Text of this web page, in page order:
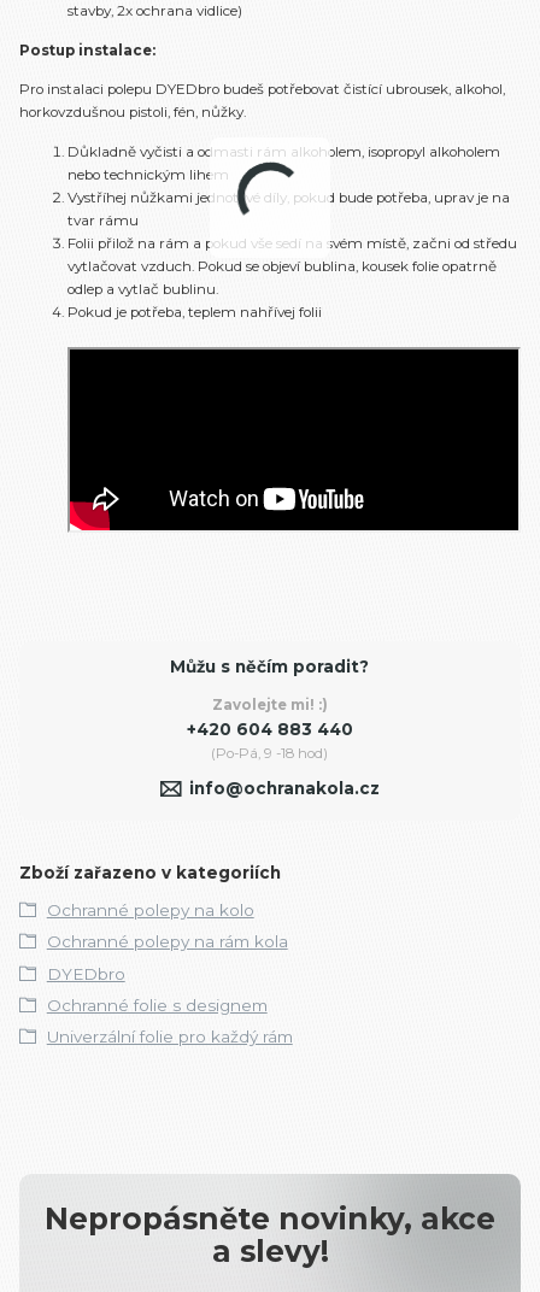
stavby, 2x ochrana vidlice)
Postup instalace:
Pro instalaci polepu DYEDbro budeš potřebovat čistící ubrousek, alkohol,
horkovzdušnou pistoli, fén, nůžky.
Důkladně vyčisti a odmasti rám alkoholem, isopropyl alkoholem
nebo technickým lihem
Vystříhej nůžkami jednotlivé díly, pokud bude potřeba, uprav je na
tvar rámu
Folii přilož na rám a pokud vše sedí na svém místě, začni od středu
vytlačovat vzduch. Pokud se objeví bublina, kousek folie opatrně
odlep a vytlač bublinu.
Pokud je potřeba, teplem nahřívej folii
Můžu s něčím poradit?
Zavolejte mi! :)
+420 604 883 440
(Po-Pá, 9 -18 hod)
info@ochranakola.cz
Zboží zařazeno v kategoriích
Ochranné polepy na kolo
Ochranné polepy na rám kola
DYEDbro
Ochranné folie s designem
Univerzální folie pro každý rám
Nepropásněte novinky, akce
a slevy!